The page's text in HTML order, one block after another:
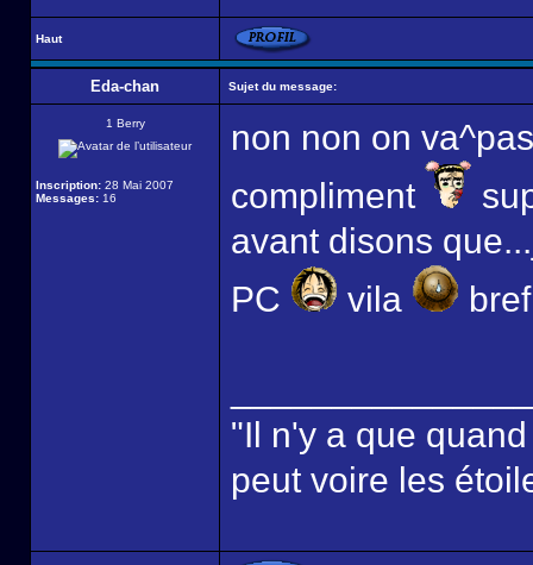
Haut
Eda-chan Sujet du message:
1 Berry
Inscription: 28 Mai 2007
Messages: 16
non non on
compliment
avant disons
PC
vila
"Il n'y a que
peut voire les